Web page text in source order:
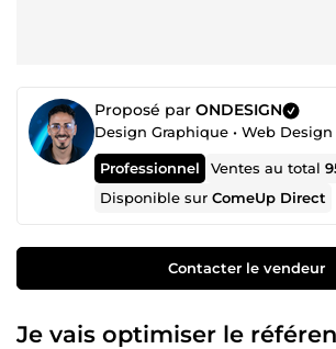
Proposé par ONDESIGN
Professionnel Ventes au total
Disponible surComeUp Direct
Contacter le vendeur
Je vais optimiser le